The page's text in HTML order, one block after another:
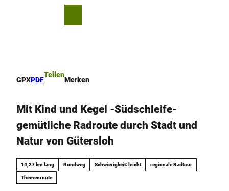
GPXPDF
Teilen
Merken
Mit Kind und Kegel -Südschleife-
gemütliche Radroute durch Stadt und
Natur von Gütersloh
14,27 km lang Rundweg Schwierigkeit: leicht regionale Radtour
Themenroute